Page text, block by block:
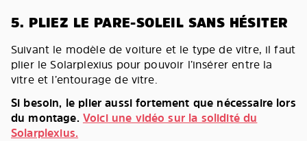
5. PLIEZ LE PARE-SOLEIL SANS HÉSITER
Suivant le modèle de voiture et le type de vitre, il faut
plier le Solarplexius pour pouvoir l’insérer entre la
vitre et l’entourage de vitre.
Si besoin, le plier aussi fortement que nécessaire lors
du montage. Voici une vidéo sur la solidité du
Solarplexius.